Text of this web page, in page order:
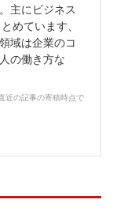
主にビジネス
めています、
域は企業のコ
の働き方な
近の記事の寄稿時点で